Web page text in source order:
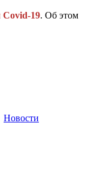
Covid-19. Об этом
Новости